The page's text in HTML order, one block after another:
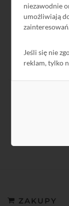
niezawodnie
umożliwiają
Jeśli się nie
reklam, tylko
ZAKUPY